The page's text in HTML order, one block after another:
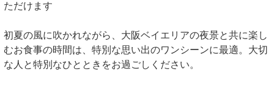
ただけます
初夏の風に吹かれながら、大阪ベイエリアの夜景と共に楽し
むお食事の時間は、特別な思い出のワンシーンに最適。大切
な人と特別なひとときをお過ごしください。